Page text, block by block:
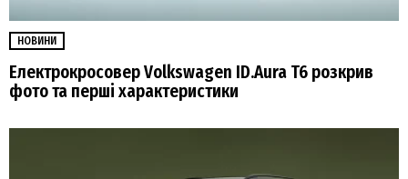
НОВИНИ
Електрокросовер Volkswagen ID.Aura T6 розкрив
фото та перші характеристики